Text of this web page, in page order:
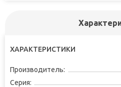
ХАРАКТЕРИСТИКИ
Производитель:
Серия: